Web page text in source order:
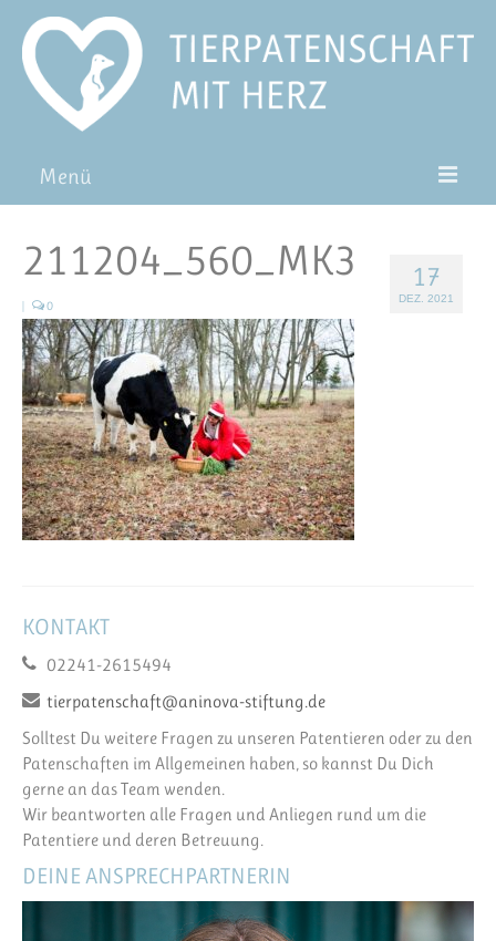
Menü
Pat*in werden
Patenschaft verschenken
Blog
FAQ
17
DEZ. 2021
211204_560_MK3
| 0
KONTAKT
02241-2615494
tierpatenschaft@aninova-stiftung.de
Solltest Du weitere Fragen zu unseren Patentieren oder zu den
Patenschaften im Allgemeinen haben, so kannst Du Dich
gerne an das Team wenden.
Wir beantworten alle Fragen und Anliegen rund um die
Patentiere und deren Betreuung.
DEINE ANSPRECHPARTNERIN